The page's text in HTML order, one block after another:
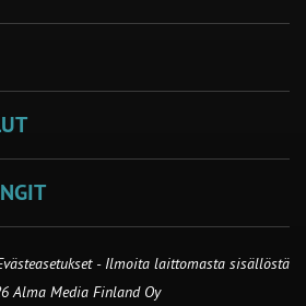
- Ilmoita laittomasta sisällöstä
Alma Media Finland Oy